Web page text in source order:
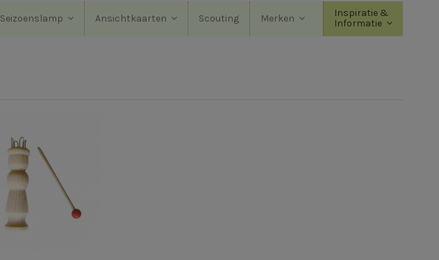
Seizoenslamp Ansichtkaarten Scouting Merken
Inspiratie &
Informatie